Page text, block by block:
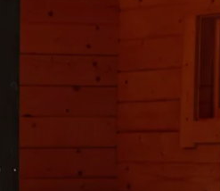
Of snel
Plattegrond